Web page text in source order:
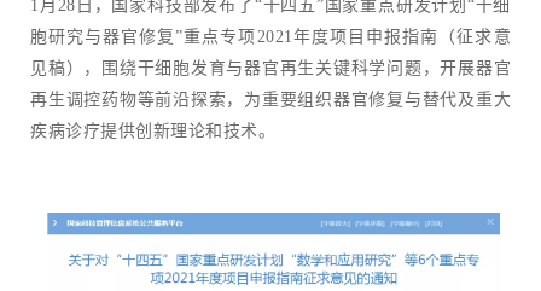
1月28日，国家科技部发布了“十四五”国家重点研发计划“干细
胞研究与器官修复”重点专项2021年度项目申报指南（征求意
见稿），围绕干细胞发育与器官再生关键科学问题，开展器官
再生调控药物等前沿探索，为重要组织器官修复与替代及重大
疾病诊疗提供创新理论和技术。